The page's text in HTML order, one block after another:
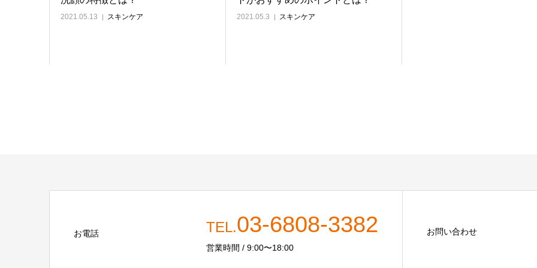
2021.05.13 スキンケア 2021.05.3 スキンケア
お電話 TEL.03-6808-3382
営業時間 / 9:00〜18:00
お問い合わせ